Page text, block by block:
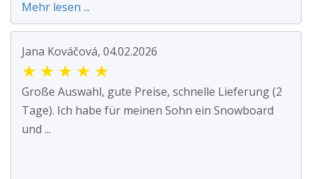
Mehr lesen ...
Jana Kováčová, 04.02.2026
★ ★ ★ ★ ★
Große Auswahl, gute Preise, schnelle Lieferung (2
Tage). Ich habe für meinen Sohn ein Snowboard
und ...